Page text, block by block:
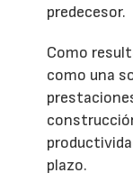
predecesor.
Como
como una
plazo.